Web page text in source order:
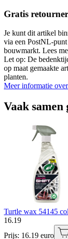
Gratis
Je kunt dit artikel
via een PostNL-
bouwmarkt. Lees
Let op: De
op maat gemaakte
planten.
Meer informatie
Vaak samen
Turtle wax 54145
16.19
Prijs: 16.19 euro